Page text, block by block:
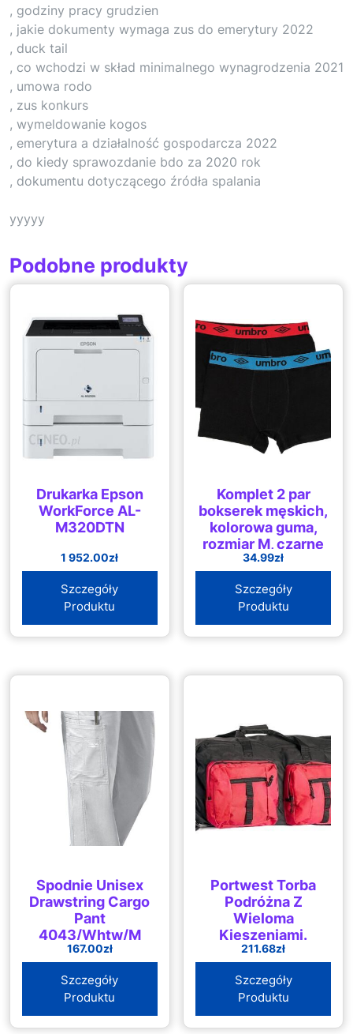
, godziny pracy grudzien
, jakie dokumenty wymaga zus do emerytury 2022
, duck tail
, co wchodzi w skład minimalnego wynagrodzenia 2021
, umowa rodo
, zus konkurs
, wymeldowanie kogos
, emerytura a działalność gospodarcza 2022
, do kiedy sprawozdanie bdo za 2020 rok
, dokumentu dotyczącego źródła spalania
yyyyy
Podobne produkty
Drukarka Epson
WorkForce AL-
M320DTN
1 952.00zł
Szczegóły
Produktu
Komplet 2 par
bokserek męskich,
kolorowa guma,
rozmiar M, czarne
34.99zł
Szczegóły
Produktu
Spodnie Unisex
Drawstring Cargo
Pant
4043/Whtw/M
Spodnie Unisex
Pant
167.00zł
Szczegóły
Produktu
Portwest Torba
Podróżna Z
Wieloma
Kieszeniami.
211.68zł
Szczegóły
Produktu